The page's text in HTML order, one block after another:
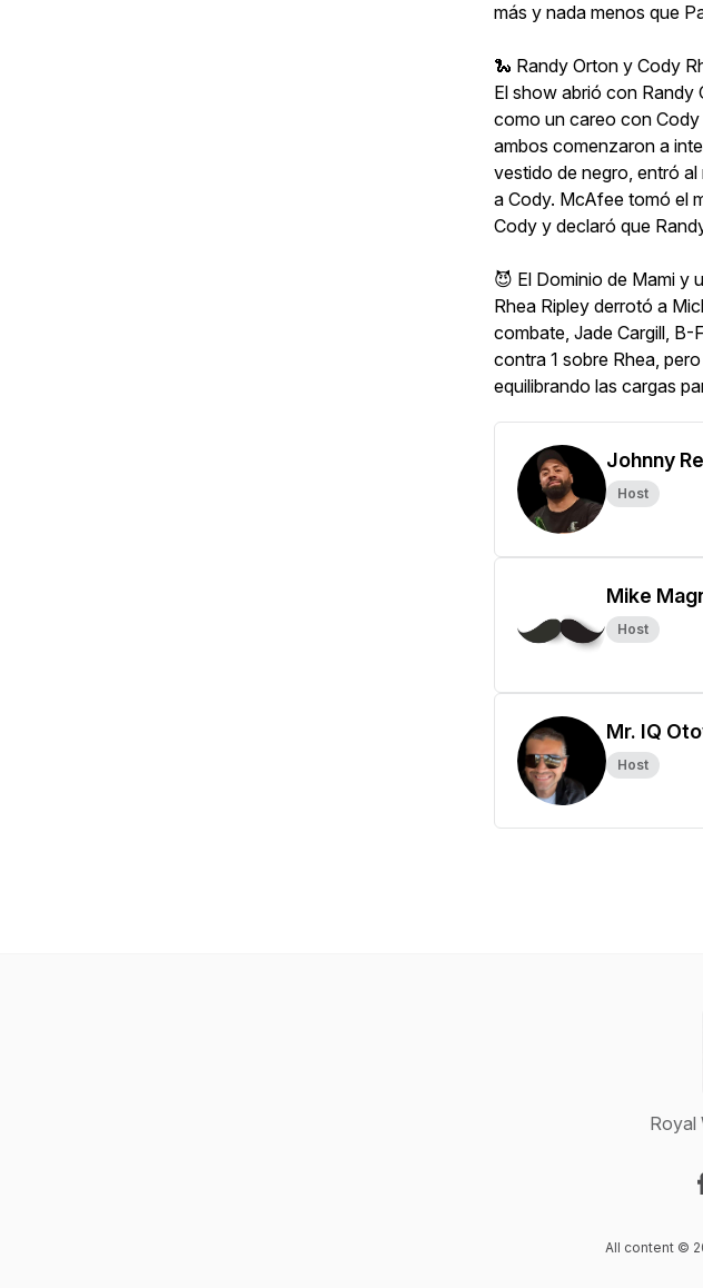
más y nada menos que
🐍 Randy Orton y Cody
El show abrió con Randy
como un careo con
ambos comenzaron a
vestido de negro, entró
a Cody. McAfee tomó el
Cody y declaró que
😈 El Dominio de Mami y
Rhea Ripley derrotó a
combate, Jade Cargill,
contra 1 sobre Rhea,
equilibrando las cargas
Johnny
Host
Mike
Host
Mr. IQ
Host
Royal
All content ©